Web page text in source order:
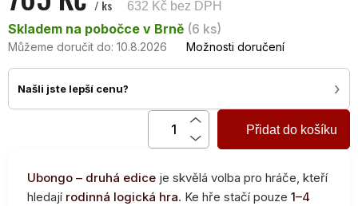
/ ks 632 Kč bez DPH
Měrná
cena:
Skladem na pobočce v Brně (6 ks)
Můžeme doručit do: 10.8.2026 Možnosti doručení
Našli jste lepší cenu? ›
Přidat do košíku
Ubongo – druhá edice je skvělá volba pro hráče, kteří
hledají rodinná logická hra. Ke hře stačí pouze 1–4